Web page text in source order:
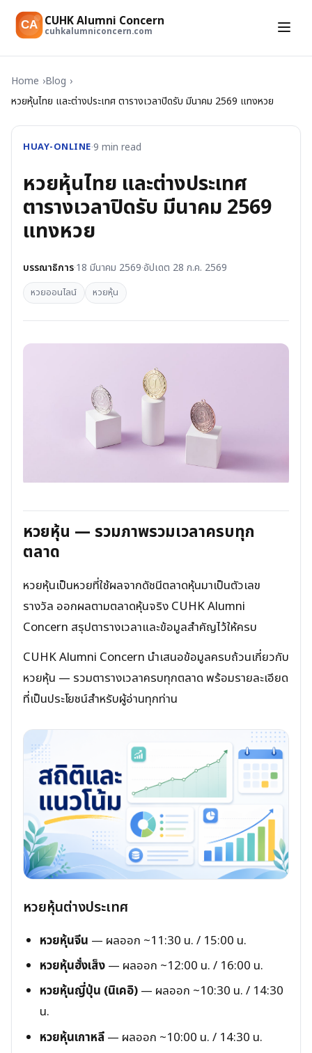
CA CUHK Alumni Concern
cuhkalumniconcern.com
Home Blog
หวยหุ้นไทย และต่างประเทศ ตารางเวลาปิดรับ มีนาคม 2569 แทงหวย
HUAY-ONLINE·9 min read
หวยหุ้นไทย และต่างประเทศ
ตารางเวลาปิดรับ มีนาคม 2569
แทงหวย
บรรณาธิการ·18 มีนาคม 2569·อัปเดต 28 ก.ค. 2569
หวยออนไลน์ หวยหุ้น
หวยหุ้น — รวมภาพรวมเวลาครบทุก
ตลาด
หวยหุ้นเป็นหวยที่ใช้ผลจากดัชนีตลาดหุ้นมาเป็นตัวเลข
รางวัล ออกผลตามตลาดหุ้นจริง CUHK Alumni
Concern สรุปตารางเวลาและข้อมูลสำคัญไว้ให้ครบ
CUHK Alumni Concern นำเสนอข้อมูลครบถ้วนเกี่ยวกับ
หวยหุ้น — รวมตารางเวลาครบทุกตลาด พร้อมรายละเอียด
ที่เป็นประโยชน์สำหรับผู้อ่านทุกท่าน
หวยหุ้นต่างประเทศ
หวยหุ้นจีน — ผลออก ~11:30 น. / 15:00 น.
หวยหุ้นฮั่งเส็ง— ผลออก ~12:00 น. / 16:00 น.
หวยหุ้นญี่ปุ่น (นิเคอิ)— ผลออก ~10:30 น. / 14:30
น.
หวยหุ้นเกาหลี— ผลออก ~10:00 น. / 14:30 น.